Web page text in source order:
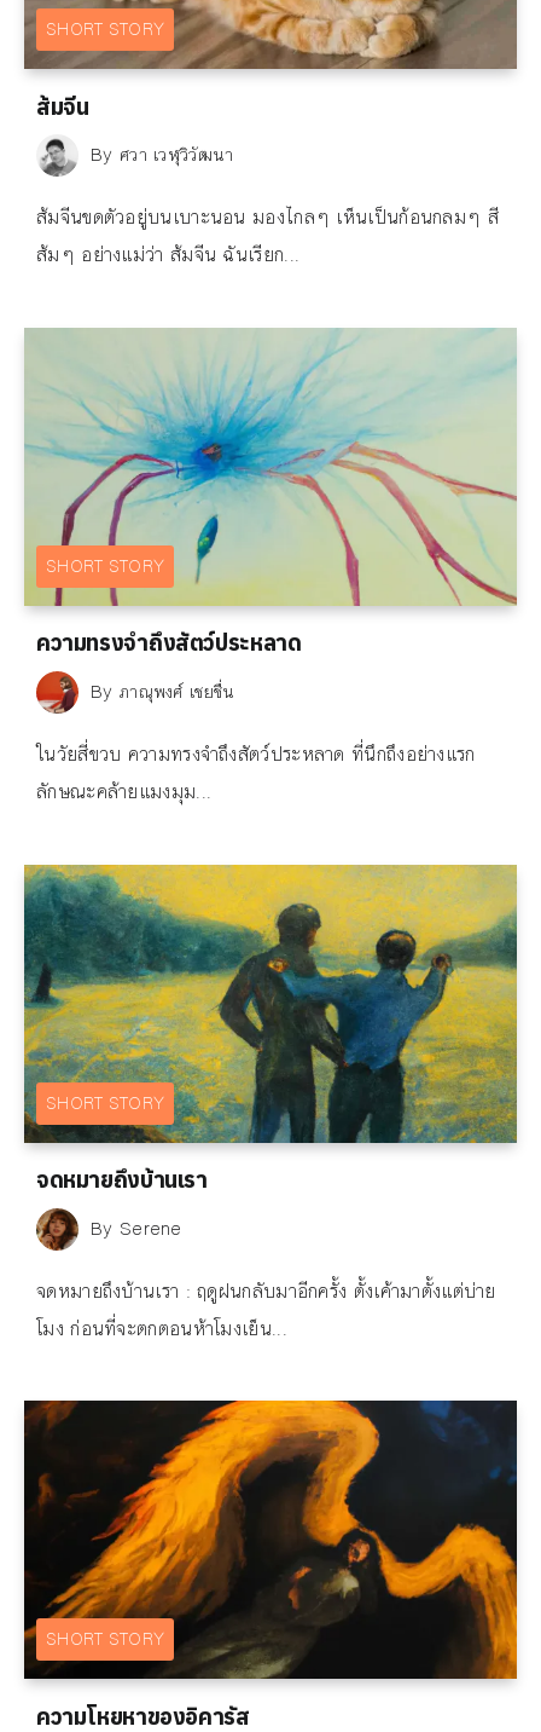
SHORT STORY
ส้มจีน
By ศวา เวฬุวิวัฒนา
ส้มจีนขดตัวอยู่บนเบาะนอน มองไกลๆ เห็นเป็นก้อนกลมๆ สี
ส้มๆ อย่างแม่ว่า ส้มจีน ฉันเรียก...
SHORT STORY
ความทรงจำถึงสัตว์ประหลาด
By ภาณุพงศ์ เชยชื่น
ในวัยสี่ขวบ ความทรงจำถึงสัตว์ประหลาด ที่นึกถึงอย่างแรก
ลักษณะคล้ายแมงมุม...
SHORT STORY
จดหมายถึงบ้านเรา
By Serene
จดหมายถึงบ้านเรา : ฤดูฝนกลับมาอีกครั้ง ตั้งเค้ามาตั้งแต่บ่าย
โมง ก่อนที่จะตกตอนห้าโมงเย็น...
SHORT STORY
ความโหยหาของอิคารัส